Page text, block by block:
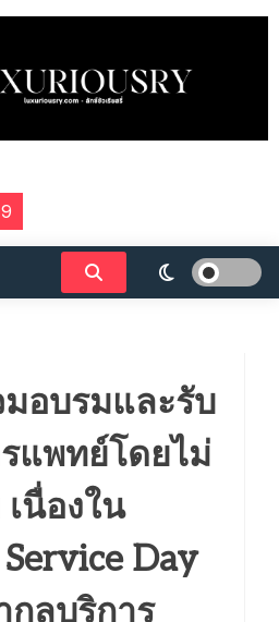
อบรมและรับ
แพทย์โดยไม่
นื่องใน
Day
ลบริการ